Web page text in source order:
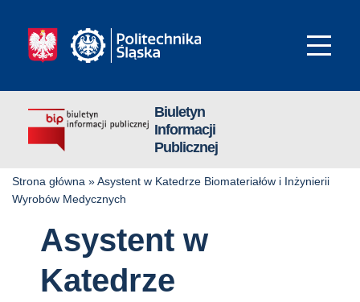
Biuletyn
Informacji
Publicznej
Strona główna »Asystent w Katedrze Biomateriałów i Inżynierii
Wyrobów Medycznych
Asystent w
Katedrze